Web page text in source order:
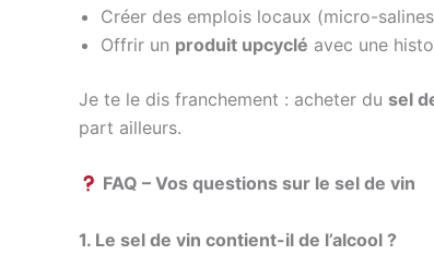
Créer des emplois locaux (micro-
Offrir un produit upcyclé avec une
Je te le dis franchement : acheter du sel
part ailleurs.
FAQ – Vos questions sur le sel de vin
1. Le sel de vin contient-il de l’alcool ?